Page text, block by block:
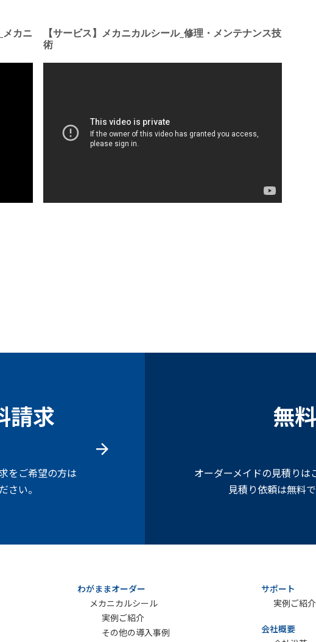
メカニ
【サービス】メカニカルシール_修理・メンテナンス技
術
請求
をご希望の方は
さい。
無
オーダーメイドの見積りは
見積り依頼は無料
わがままオーダー
メカニカルシール
実例ご紹介
その他の導入事例
サポート
実例ご紹介
会社概要